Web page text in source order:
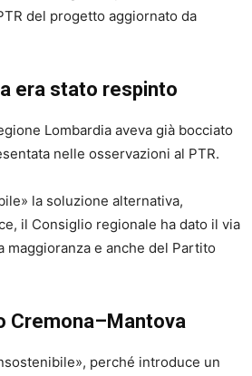
del progetto aggiornato da
era stato respinto
Lombardia aveva già bocciato
nelle osservazioni al PTR.
la soluzione alternativa,
il Consiglio regionale ha dato il via
e anche del Partito
Cremona–Mantova
perché introduce un